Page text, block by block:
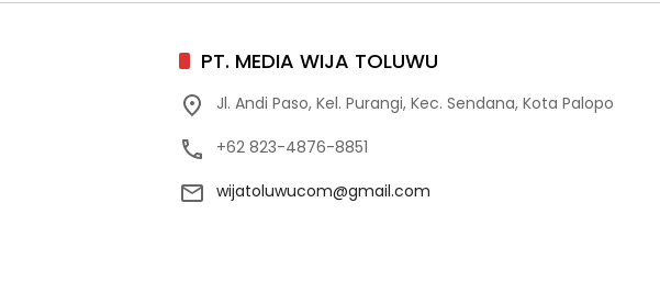
PT. MEDIA WIJA TOLUWU
Jl. Andi Paso, Kel. Purangi, Kec. Sendana, Kota Palopo
+62 823-4876-8851
wijatoluwucom@gmail.com